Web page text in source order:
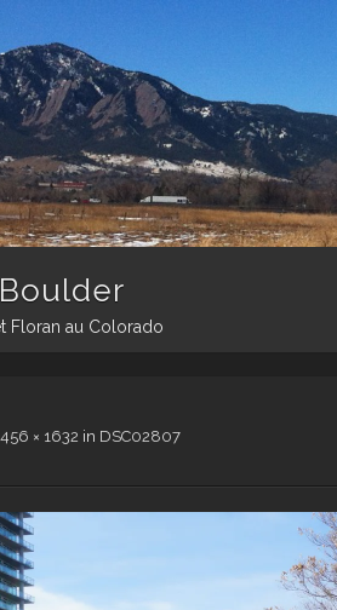
Floran au Colorado
× 1632 in DSC02807